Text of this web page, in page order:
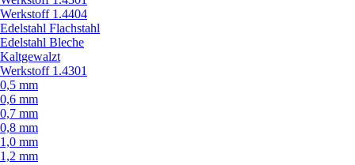
Werkstoff 1.4404
Edelstahl Flachstahl
Edelstahl Bleche
Kaltgewalzt
Werkstoff 1.4301
0,5 mm
0,6 mm
0,7 mm
0,8 mm
1,0 mm
1,2 mm